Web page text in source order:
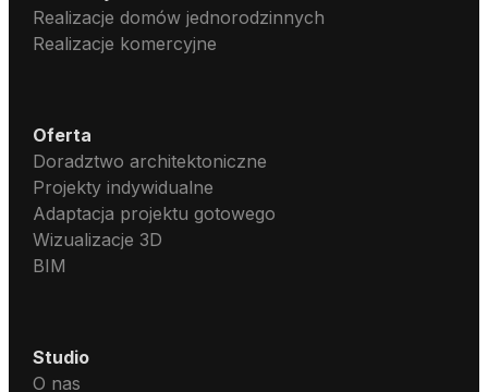
Realizacje domów jednorodzinnych
Realizacje komercyjne
Oferta
Doradztwo architektoniczne
Projekty indywidualne
Adaptacja projektu gotowego
Wizualizacje 3D
BIM
Studio
O nas